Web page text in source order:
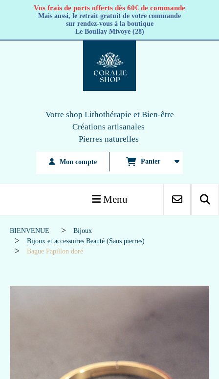
Vos frais de ports offerts dès 60€ de commande
Mais aussi, le retrait gratuit de votre commande
sur rendez-vous à la boutique
Le Boullay Mivoye (28)
Votre shop Lithothérapie et Bien-être
Créations artisanales
Pierres naturelles
Mon compte Panier
Menu
BIENVENUE
Bijoux
Bijoux et accessoires Beauté (Sans pierres)
Bague Papillon doré
Panneau de gestion des cookies